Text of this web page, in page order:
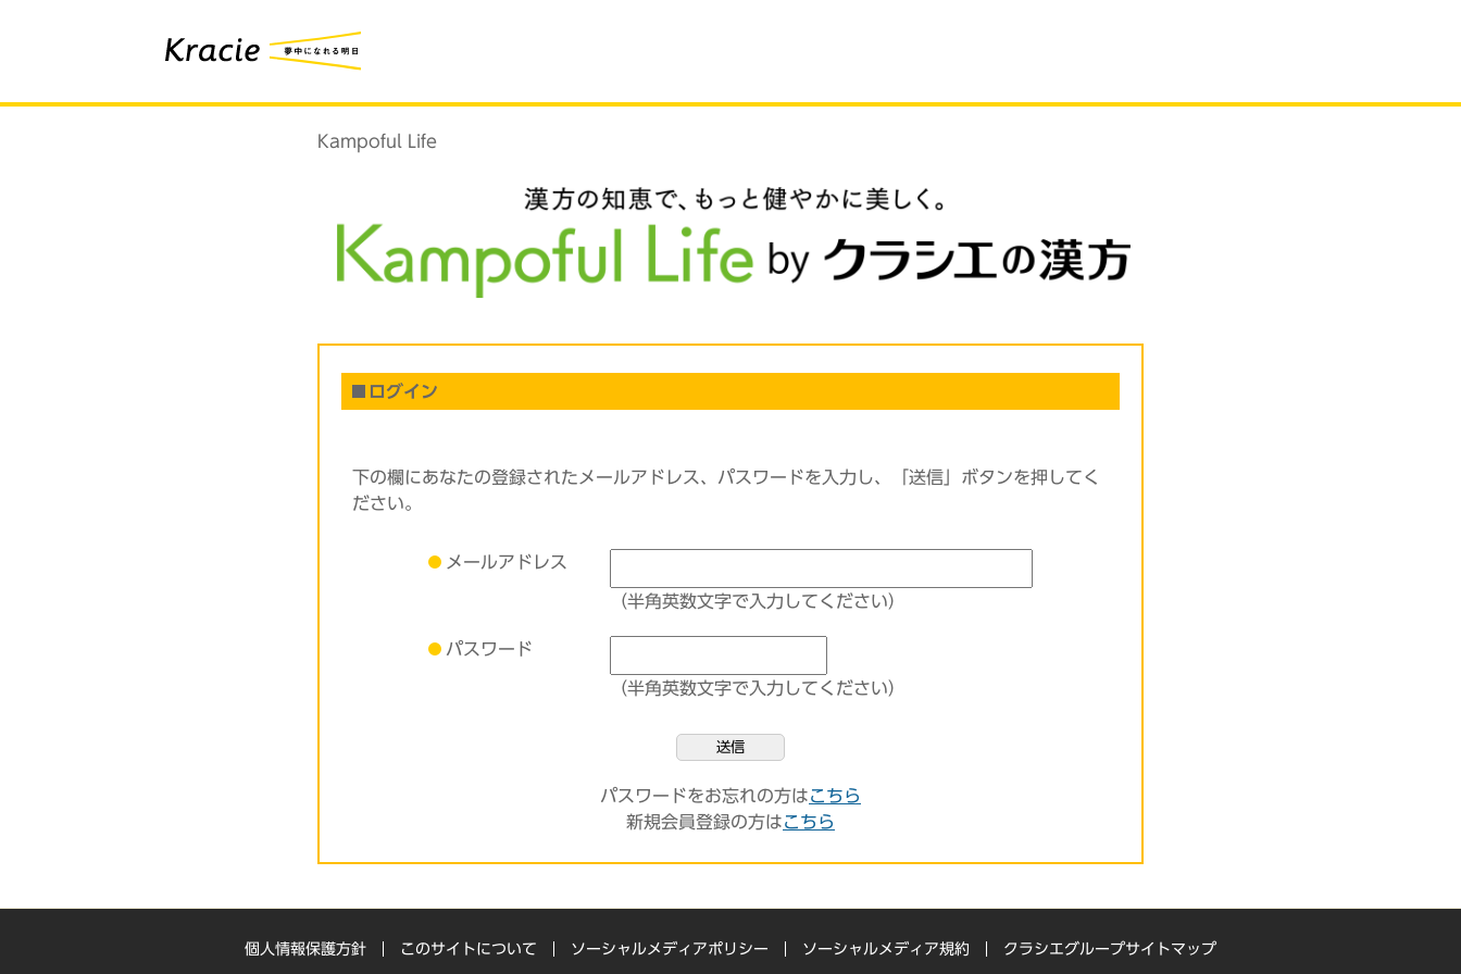
Kampoful Life
ログイン
下の欄にあなたの登録されたメールアドレス、パスワードを入力し、「送信」ボタンを押してく
ださい。
メールアドレス
（半角英数文字で入力してください）
パスワード
（半角英数文字で入力してください）
送信
パスワードをお忘れの方はこちら
新規会員登録の方はこちら
個人情報保護方針 このサイトについて ソーシャルメディアポリシー ソーシャルメディア規約 クラシエグループサイトマップ